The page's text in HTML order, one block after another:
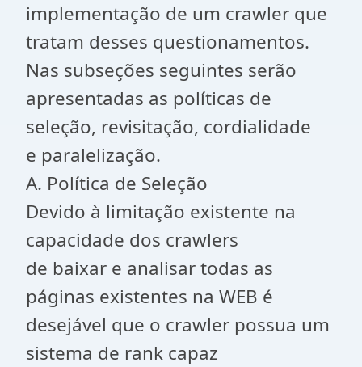
implementação de um crawler que
tratam desses questionamentos.
Nas subseções seguintes serão
apresentadas as políticas de
seleção, revisitação, cordialidade
e paralelização.
A. Política de Seleção
Devido à limitação existente na
capacidade dos crawlers
de baixar e analisar todas as
páginas existentes na WEB é
desejável que o crawler possua um
sistema de rank capaz